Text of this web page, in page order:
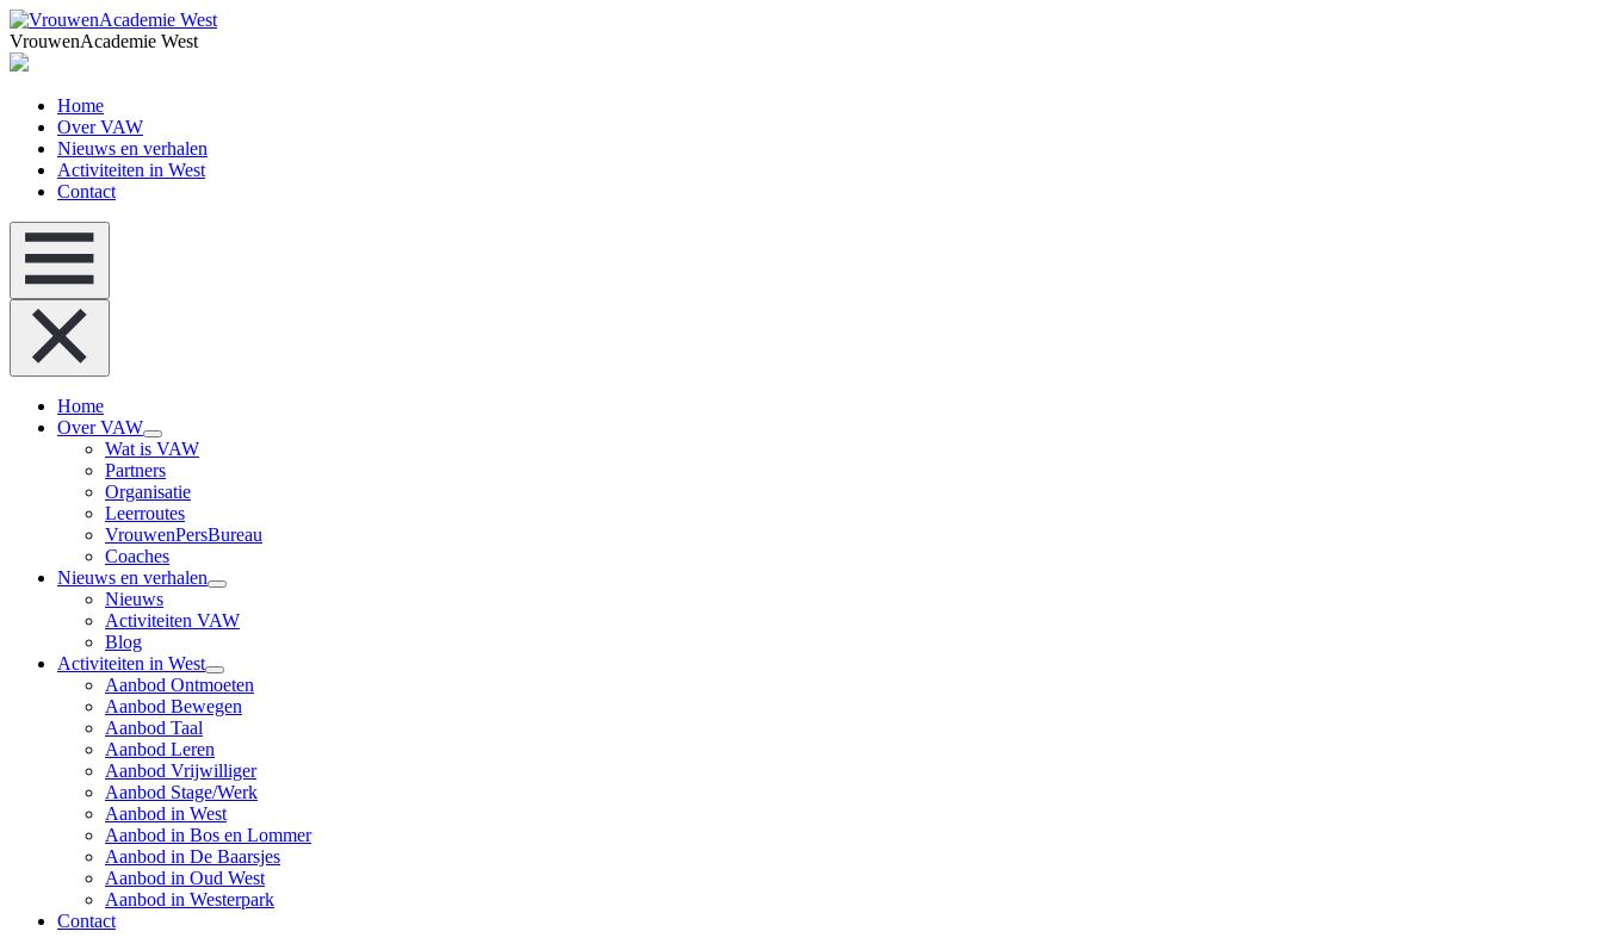
VrouwenAcademie West
Home
Over VAW
Nieuws en verhalen
Activiteiten in West
Contact
Home
Over VAW
Wat is VAW
Partners
Organisatie
Leerroutes
VrouwenPersBureau
Coaches
Nieuws en verhalen
Nieuws
Activiteiten VAW
Blog
Activiteiten in West
Aanbod Ontmoeten
Aanbod Bewegen
Aanbod Taal
Aanbod Leren
Aanbod Vrijwilliger
Aanbod Stage/Werk
Aanbod in West
Aanbod in Bos en Lommer
Aanbod in De Baarsjes
Aanbod in Oud West
Aanbod in Westerpark
Contact